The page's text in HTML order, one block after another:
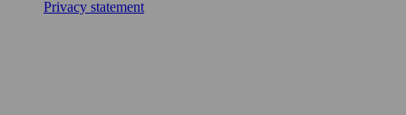
Privacy statement